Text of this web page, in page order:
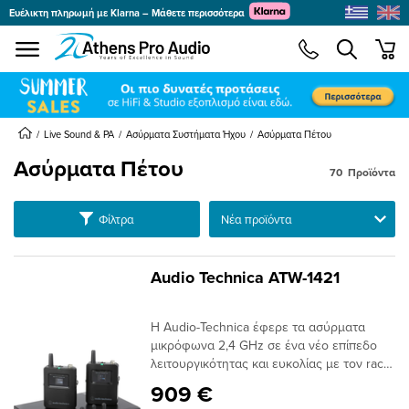
menu
Ευέλικτη πληρωμή με Klarna – Μάθετε περισσότερα
Live Sound & PA Ασύρματα Συστήματα Ήχου Ασύρματα Πέτου
Ασύρματα Πέτου
Φίλτρα Ταξινόμηση
70 Προϊόντα
Audio Technica ATW-1421
Η Audio-Technica έφερε τα ασύρματα
μικρόφωνα 2,4 GHz σε ένα νέο επίπεδο
λειτουργικότητας και ευκολίας με τον rack-
System 20 PRO, προχωρούν ακόμη
909 €